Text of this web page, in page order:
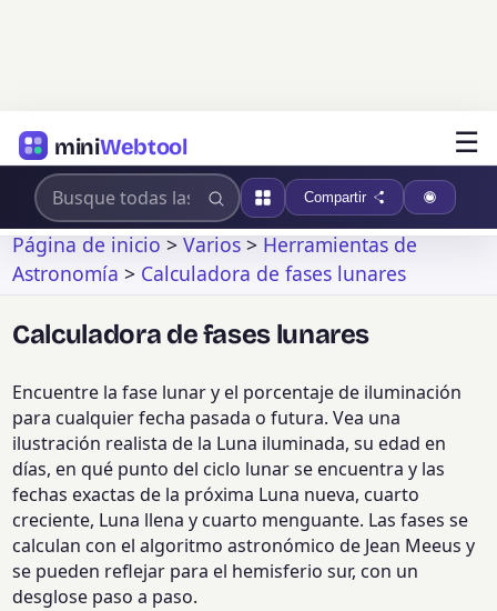
miniWebtool ☰
Compartir
Página de inicio>Varios>Herramientas de
Astronomía > Calculadora de fases lunares
Calculadora de fases lunares
Encuentre la fase lunar y el porcentaje de iluminación
para cualquier fecha pasada o futura. Vea una
ilustración realista de la Luna iluminada, su edad en
días, en qué punto del ciclo lunar se encuentra y las
fechas exactas de la próxima Luna nueva, cuarto
creciente, Luna llena y cuarto menguante. Las fases se
calculan con el algoritmo astronómico de Jean Meeus y
se pueden reflejar para el hemisferio sur, con un
desglose paso a paso.